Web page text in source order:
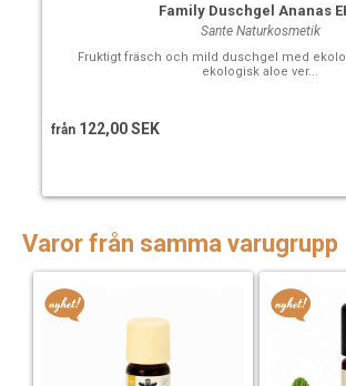
Family Duschgel Ananas
Sante Naturkosmetik
Fruktigt fräsch och mild duschgel med
ekologisk aloe ver...
från 122,00 SEK
Varor från samma varugrupp